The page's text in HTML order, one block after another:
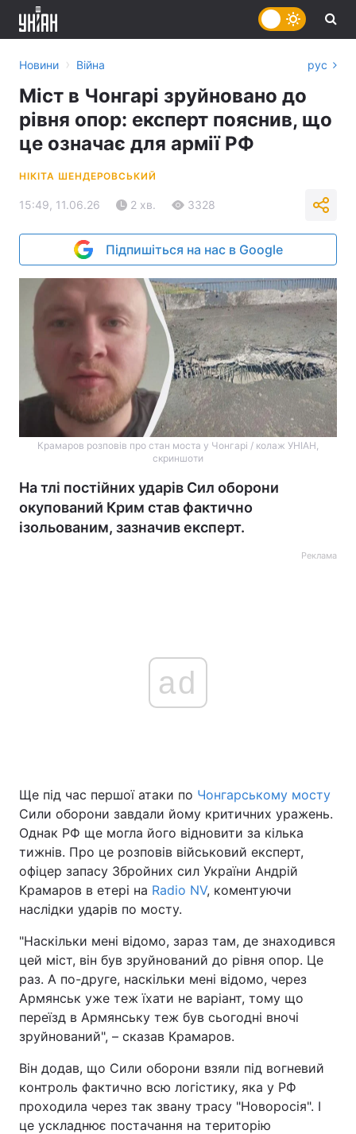
Україна Політика
Економіка Світ
Спорт Наука
Техно і зв'язок
Зброя Інциденти
Цікавинки Погода
Лонгріди
Новини › Війна рус
Міст в Чонгарі зруйновано до
рівня опор: експерт пояснив, що
це означає для армії РФ
НІКІТА ШЕНДЕРОВСЬКИЙ
15:49, 11.06.26 2 хв. 3328
Підпишіться на нас в Google
Крамаров розповів про стан моста у Чонгарі / колаж УНІАН,
скриншоти
На тлі постійних ударів Сил оборони
окупований Крим став фактично
ізольованим, зазначив експерт.
Реклама
ad
Ще під час першої атаки по Чонгарському мосту
Сили оборони завдали йому критичних уражень.
Однак РФ ще могла його відновити за кілька
тижнів. Про це розповів військовий експерт,
офіцер запасу Збройних сил України Андрій
Крамаров в етері на Radio NV, коментуючи
наслідки ударів по мосту.
"Наскільки мені відомо, зараз там, де знаходився
цей міст, він був зруйнований до рівня опор. Це
раз. А по-друге, наскільки мені відомо, через
Армянськ уже теж їхати не варіант, тому що
переїзд в Армянську теж був сьогодні вночі
зруйнований", – сказав Крамаров.
Він додав, що Сили оборони взяли під вогневий
контроль фактично всю логістику, яка у РФ
проходила через так звану трасу "Новоросія". І
це ускладнює постачання на територію